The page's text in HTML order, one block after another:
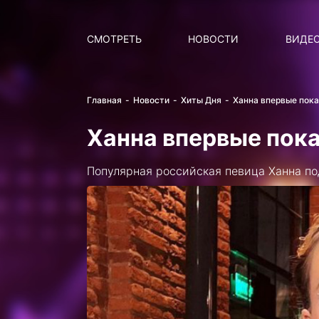
СМОТРЕТЬ НОВОСТИ
Главная Новости Хиты Дня Ханна впервые
Ханна впервые
Популярная российская певица Ханна